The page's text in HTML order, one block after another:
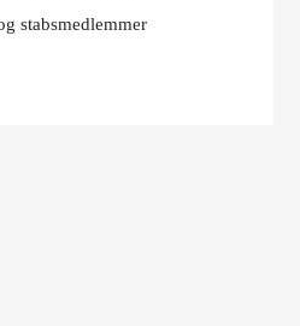
stabsmedlemmer